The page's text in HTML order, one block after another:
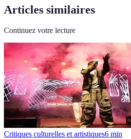
Articles similaires
Continuez votre lecture
Critiques culturelles et artistiques6 min